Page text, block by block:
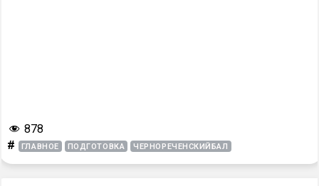
878
# ГЛАВНОЕ ПОДГОТОВКА ЧЕРНОРЕЧЕНСКИЙБАЛ